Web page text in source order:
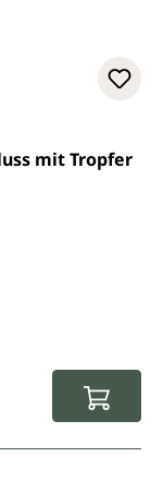
5 Sternen
mit Tropfer